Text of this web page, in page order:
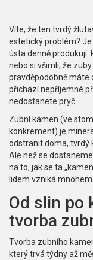
Víte, že ten tvrdý
estetický problém?
ústa denně produkují.
nebo si všimli, že
pravděpodobně máte
přichází nepříjemné
nedostanete pryč.
Zubní kámen (ve
konkrement) je
odstranit doma, tvrdý
Ale než se
na to, jak se ta
lidem vzniká
Od slin po
tvorba
Tvorba zubního
který trvá týdny až